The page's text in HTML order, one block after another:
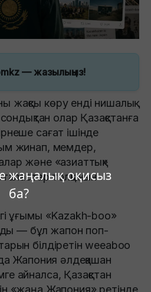
жаңалық оқисыз
ба?
— жазылыңыз!
жақсы көру енді нишалық
олар Қазақстанға
сағат ішінде
жинап, мемдер,
және «азиаттық»
толқынын
ұғымы «Kazakh-boo»
— бұл жапон поп-
білдіретін weeaboo
Жапония әлдеқашан
айналса, Қазақстан
«жаңа Жапония» ретінде